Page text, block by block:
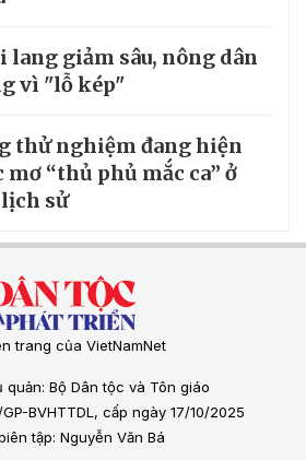
lang giảm sâu, nông dân
vì "lỗ kép"
thử nghiệm đang hiện
“thủ phủ mắc ca” ở
sử
trang của VietNamNet
quản: Bộ Dân tộc và Tôn giáo
BVHTTDL, cấp ngày 17/10/2025
tập: Nguyễn Văn Bá